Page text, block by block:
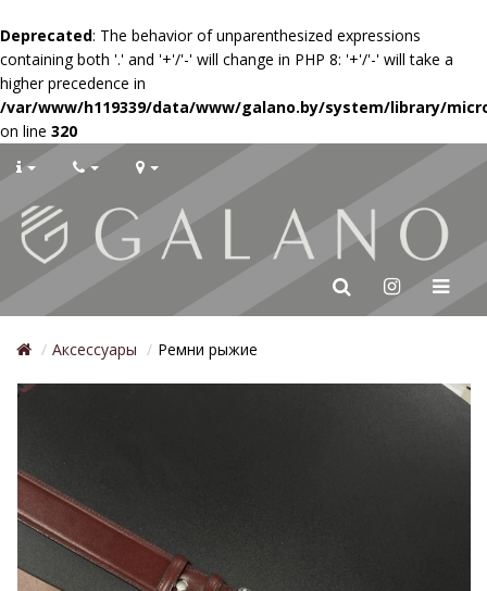
Deprecated: The behavior of unparenthesized expressions
containing both '.' and '+'/'-' will change in PHP 8: '+'/'-' will take a
higher precedence in
/var/www/h119339/data/www/galano.by/system/library/
on line 320
Аксессуары Ремни рыжие